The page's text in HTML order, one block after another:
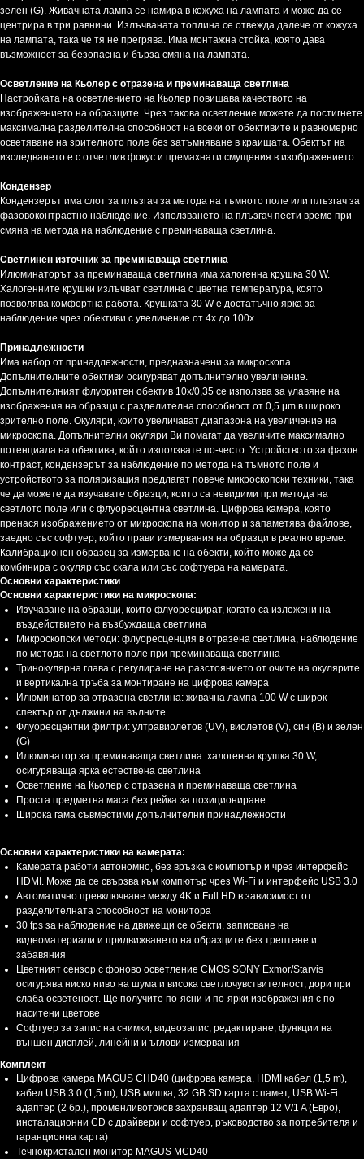
зелен (G). Живачната лампа се намира в кожуха на лампата и може да се
центрира в три равнини. Излъчваната топлина се отвежда далече от кожуха
на лампата, така че тя не прегрява. Има монтажна стойка, която дава
възможност за безопасна и бърза смяна на лампата.
Осветление на Кьолер с отразена и преминаваща светлина
Настройката на осветлението на Кьолер повишава качеството на
изображението на образците. Чрез такова осветление можете да постигнете
максимална разделителна способност на всеки от обективите и равномерно
осветяване на зрителното поле без затъмняване в краищата. Обектът на
изследването е с отчетлив фокус и премахнати смущения в изображението.
Кондензер
Кондензерът има слот за плъзгач за метода на тъмното поле или плъзгач за
фазовоконтрастно наблюдение. Използването на плъзгач пести време при
смяна на метода на наблюдение с преминаваща светлина.
Светлинен източник за преминаваща светлина
Илюминаторът за преминаваща светлина има халогенна крушка 30 W.
Халогенните крушки излъчват светлина с цветна температура, която
позволява комфортна работа. Крушката 30 W е достатъчно ярка за
наблюдение чрез обективи с увеличение от 4x до 100x.
Принадлежности
Има набор от принадлежности, предназначени за микроскопа.
Допълнителните обективи осигуряват допълнително увеличение.
Допълнителният флуоритен обектив 10x/0,35 се използва за улавяне на
изображения на образци с разделителна способност от 0,5 μm в широко
зрително поле. Окуляри, които увеличават диапазона на увеличение на
микроскопа. Допълнителни окуляри Ви помагат да увеличите максимално
потенциала на обектива, който използвате по-често. Устройството за фазов
контраст, кондензерът за наблюдение по метода на тъмното поле и
устройството за поляризация предлагат повече микроскопски техники, така
че да можете да изучавате образци, които са невидими при метода на
светлото поле или с флуоресцентна светлина. Цифрова камера, която
пренася изображението от микроскопа на монитор и запаметява файлове,
заедно със софтуер, който прави измервания на образци в реално време.
Калибрационен образец за измерване на обекти, който може да се
комбинира с окуляр със скала или със софтуера на камерата.
Основни характеристики
Основни характеристики на микроскопа:
Изучаване на образци, които флуоресцират, когато са изложени на
въздействието на възбуждаща светлина
Микроскопски методи: флуоресценция в отразена светлина, наблюдение
по метода на светлото поле при преминаваща светлина
Тринокулярна глава с регулиране на разстоянието от очите на окулярите
и вертикална тръба за монтиране на цифрова камера
Илюминатор за отразена светлина: живачна лампа 100 W с широк
спектър от дължини на вълните
Флуоресцентни филтри: ултравиолетов (UV), виолетов (V), син (B) и зелен
(G)
Илюминатор за преминаваща светлина: халогенна крушка 30 W,
осигуряваща ярка естествена светлина
Осветление на Кьолер с отразена и преминаваща светлина
Проста предметна маса без рейка за позициониране
Широка гама съвместими допълнителни принадлежности
Основни характеристики на камерата:
Камерата работи автономно, без връзка с компютър и чрез интерфейс
HDMI. Може да се свързва към компютър чрез Wi-Fi и интерфейс USB 3.0
Автоматично превключване между 4K и Full HD в зависимост от
разделителната способност на монитора
30 fps за наблюдение на движещи се обекти, записване на
видеоматериали и придвижването на образците без трептене и
забавяния
Цветният сензор с фоново осветление CMOS SONY Exmor/Starvis
осигурява ниско ниво на шума и висока светлочувствителност, дори при
слаба осветеност. Ще получите по-ясни и по-ярки изображения с по-
наситени цветове
Софтуер за запис на снимки, видеозапис, редактиране, функции на
външен дисплей, линейни и ъглови измервания
Комплект
Цифрова камера MAGUS CHD40 (цифрова камера, HDMI кабел (1,5 m),
кабел USB 3.0 (1,5 m), USB мишка, 32 GB SD карта с памет, USB Wi-Fi
адаптер (2 бр.), променливотоков захранващ адаптер 12 V/1 A (Евро),
инсталационни CD с драйвери и софтуер, ръководство за потребителя и
гаранционна карта)
Течнокристален монитор MAGUS MCD40